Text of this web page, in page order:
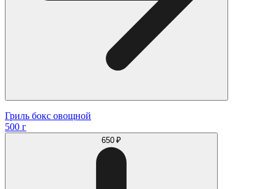
Гриль бокс овощной
500 г
650 ₽